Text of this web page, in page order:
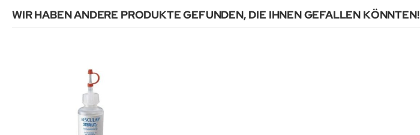
WIR HABEN ANDERE PRODUKTE GEFUNDEN, DIE IHNEN GEFALLEN KÖNNTEN!